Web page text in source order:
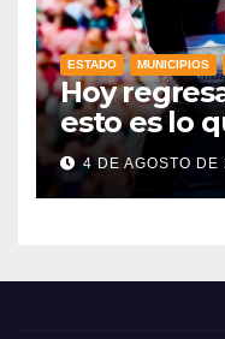
ESTADO MUNICIPIOS
Hoy
esto es lo
esta
4 DE AGOSTO DE